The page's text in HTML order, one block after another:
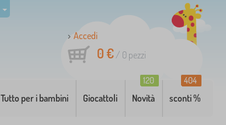
Accedi
0 €/ 0 pezzi
Tutto per i bambini Giocattoli Novità
120
sconti %
404